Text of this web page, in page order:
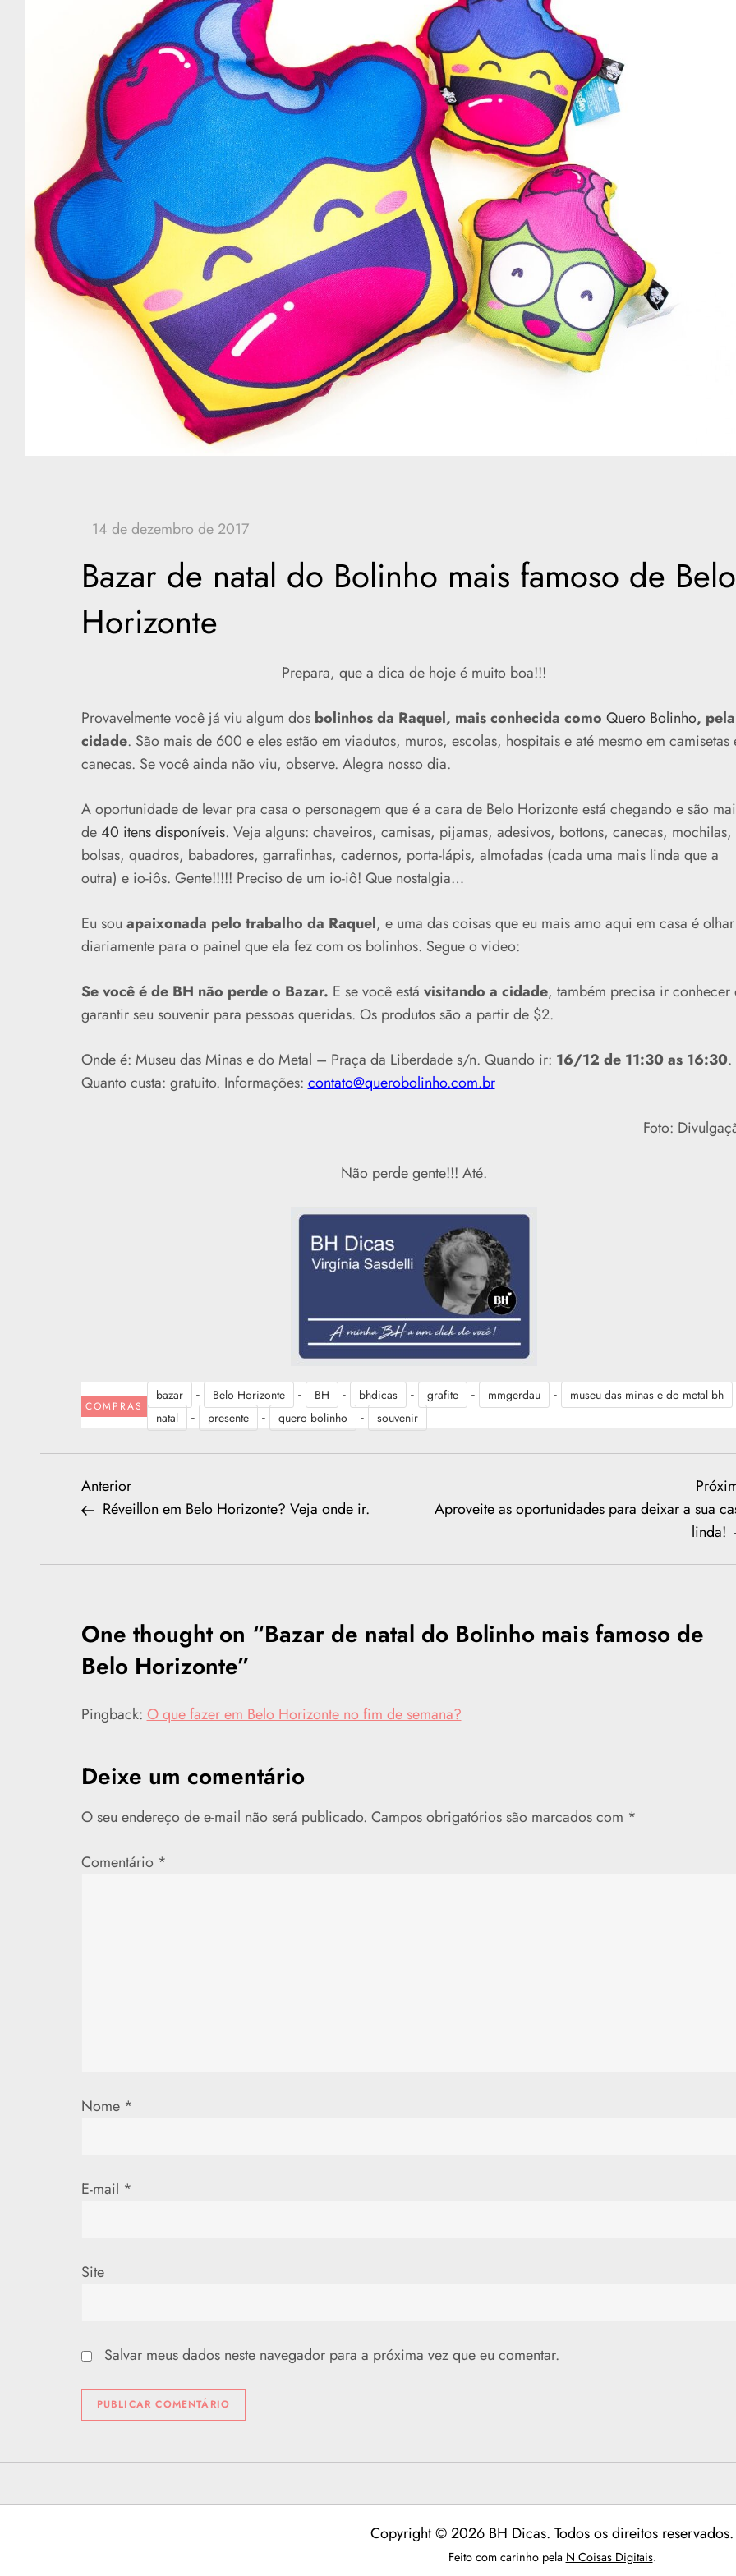
Bazar de natal do Bolinho mais famoso de Belo
Horizonte
Prepara, que a dica de hoje é muito boa!!!
Provavelmente você já viu algum dos bolinhos da Raquel, mais conhecida como Quero Bolinho, pela
cidade. São mais de 600 e eles estão em viadutos, muros, escolas, hospitais e até mesmo em camisetas
canecas. Se você ainda não viu, observe. Alegra nosso dia.
A oportunidade de levar pra casa o personagem que é a cara de Belo Horizonte está chegando e são
de40 itens disponíveis. Veja alguns: chaveiros, camisas, pijamas, adesivos, bottons, canecas, mochilas,
bolsas, quadros, babadores, garrafinhas, cadernos, porta-lápis, almofadas (cada uma mais linda que a
outra) e io-iôs. Gente!!!!! Preciso de um io-iô! Que nostalgia…
Eu sou apaixonada pelo trabalho da Raquel, e uma das coisas que eu mais amo aqui em casa é olhar
diariamente para o painel que ela fez com os bolinhos. Segue o video:
Se você é de BH não perde o Bazar. E se você está visitando a cidade, também precisa ir conhecer
garantir seu souvenir para pessoas queridas. Os produtos são a partir de $2.
Onde é: Museu das Minas e do Metal – Praça da Liberdade s/n. Quando ir: 16/12 de 11:30 as 16:30.
Quanto custa: gratuito. Informações: contato@querobolinho.com.br
Foto:
Não perde gente!!! Até.
COMPRAS
bazar - Belo Horizonte - BH - bhdicas - grafite - mmgerdau - museu das minas e do metal bh
natal - presente - quero bolinho - souvenir
N
v
g
a
ç
ã
o
e
Previous
Post
Anterior
Réveillon em Belo Horizonte? Veja onde ir.
Aproveite as oportunidades para deixar a sua
linda!
One thought on “Bazar de natal do Bolinho mais famoso de
Belo Horizonte”
Pingback: O que fazer em Belo Horizonte no fim de semana?
Deixe um comentário
O seu endereço de e-mail não será publicado. Campos obrigatórios são marcados com *
Comentário *
Nome *
E-mail *
Site
Salvar meus dados neste navegador para a próxima vez que eu comentar.
Copyright © 2026 BH Dicas. Todos os direitos reservados.
Feito com carinho pela N Coisas Digitais.